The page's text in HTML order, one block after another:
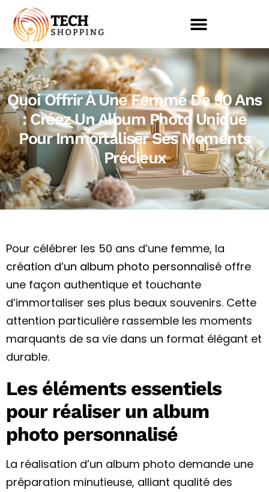
Quoi Offrir À Une Femme De 50 Ans
: Créez Un Album Photo Unique
Pour Immortaliser Ses Moments
Précieux
Pour célébrer les 50 ans d’une femme, la
création d’un album photo personnalisé offre
une façon authentique et touchante
d’immortaliser ses plus beaux souvenirs. Cette
attention particulière rassemble les moments
marquants de sa vie dans un format élégant et
durable.
Les éléments essentiels
pour réaliser un album
photo personnalisé
La réalisation d’un album photo demande une
préparation minutieuse, alliant qualité des